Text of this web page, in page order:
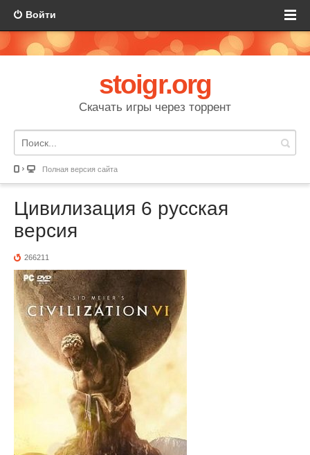
Войти
stoigr.org
Скачать игры через торрент
Полная версия сайта
Цивилизация 6 русская
версия
266211